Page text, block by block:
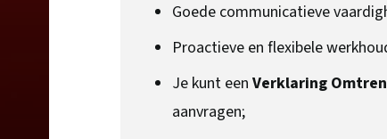
Goede communicatieve
Proactieve en flexibele
Je kunt eenVerklaring
aanvragen;